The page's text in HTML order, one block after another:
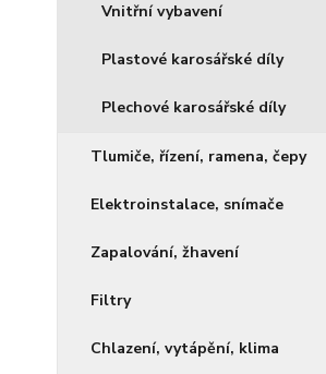
Vnitřní vybavení
Plastové karosářské díly
Plechové karosářské díly
Tlumiče, řízení, ramena, čepy
Elektroinstalace, snímače
Zapalování, žhavení
Filtry
Chlazení, vytápění, klima